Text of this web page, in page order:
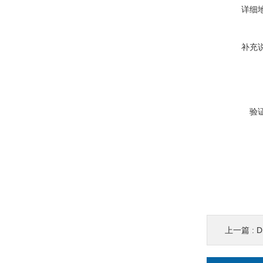
详细
补充
验
上一篇 :